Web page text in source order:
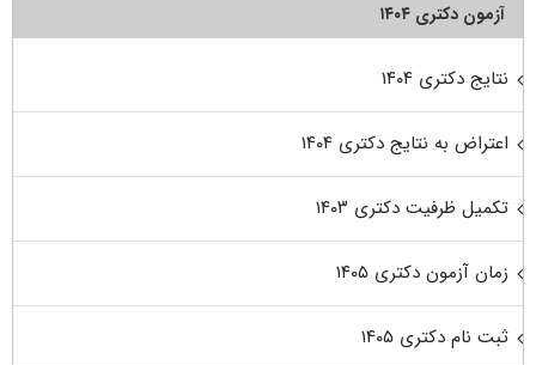
آزمون دکتری ۱۴۰۴
نتایج دکتری ۱۴۰۴
اعتراض به نتایج دکتری ۱۴۰۴
تکمیل ظرفیت دکتری ۱۴۰۳
زمان آزمون دکتری ۱۴۰۵
ثبت نام دکتری ۱۴۰۵